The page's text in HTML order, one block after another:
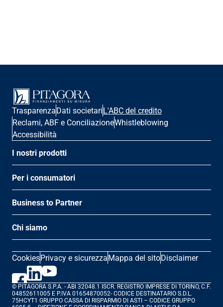
TrasparenzaDati societariL'ABC del credito
Reclami, ABF e ConciliazioneWhistleblowing
Accessibilità
I nostri prodotti
Per i consumatori
Business to Partner
Chi siamo
CookiesPrivacy e sicurezzaMappa del sitoDisclaimer
© PITAGORA S.P.A. - ABI 32048.1 ISCR. REGISTRO IMPRESE DI TORINO, C.F.
04852611005 E P.IVA 01654870052- CODICE DESTINATARIO S.D.L.
75HCYT1 GRUPPO CASSA DI RISPARMIO DI ASTI – CODICE GRUPPO